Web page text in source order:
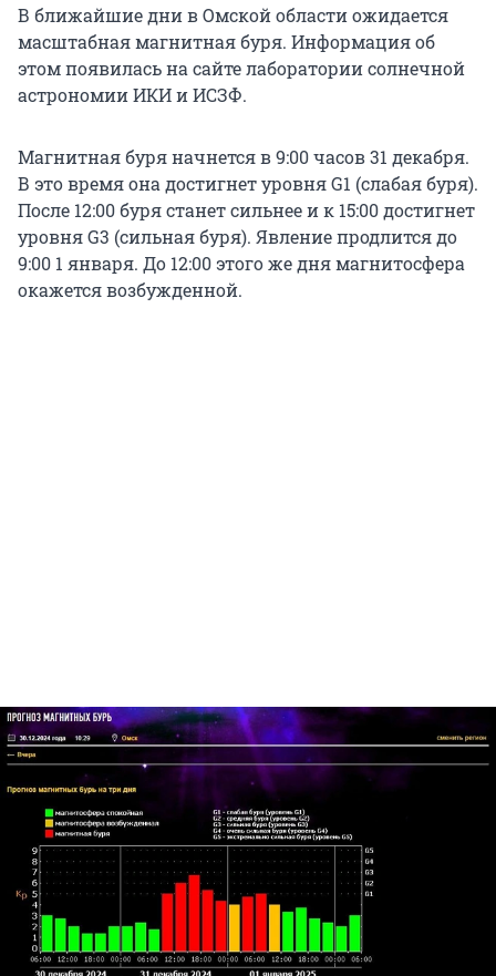
В ближайшие дни в Омской области ожидается
масштабная магнитная буря. Информация об
этом появилась на сайте лаборатории солнечной
астрономии ИКИ и ИСЗФ.
Магнитная буря начнется в 9:00 часов 31 декабря.
В это время она достигнет уровня G1 (слабая буря).
После 12:00 буря станет сильнее и к 15:00 достигнет
уровня G3 (сильная буря). Явление продлится до
9:00 1 января. До 12:00 этого же дня магнитосфера
окажется возбужденной.